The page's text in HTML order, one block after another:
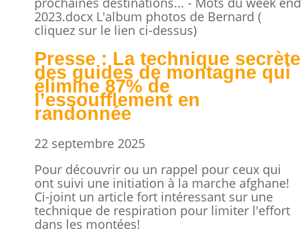
2023.docx L'album photos de Bernard (
cliquez sur le lien ci-dessus)
Presse : La technique secrète
des guides de montagne qui
élimine 87% de
l’essoufflement en
randonnée
22 septembre 2025
Pour découvrir ou un rappel pour ceux qui
ont suivi une initiation à la marche afghane!
Ci-joint un article fort intéressant sur une
technique de respiration pour limiter l'effort
dans les montées!